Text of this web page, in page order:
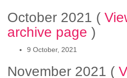
October 2021 (
archive page )
9 October, 2021
November 2021 (